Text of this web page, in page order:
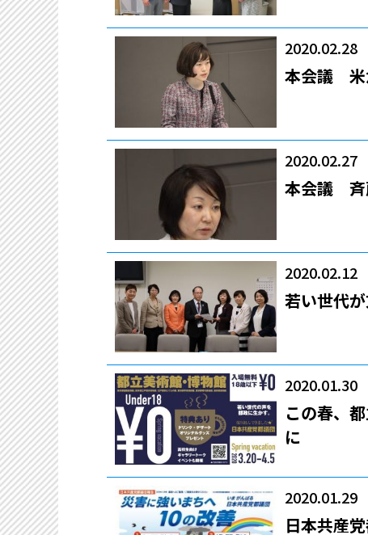
2020.02.28
本会議 米
2020.02.27
本会議 斉
2020.02.12
若い世代
2020.01.30
この春、
に
2020.01.29
日本共産